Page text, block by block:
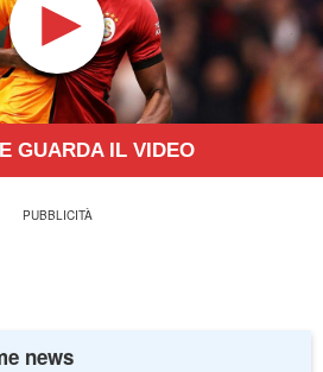
GUARDA IL VIDEO
news